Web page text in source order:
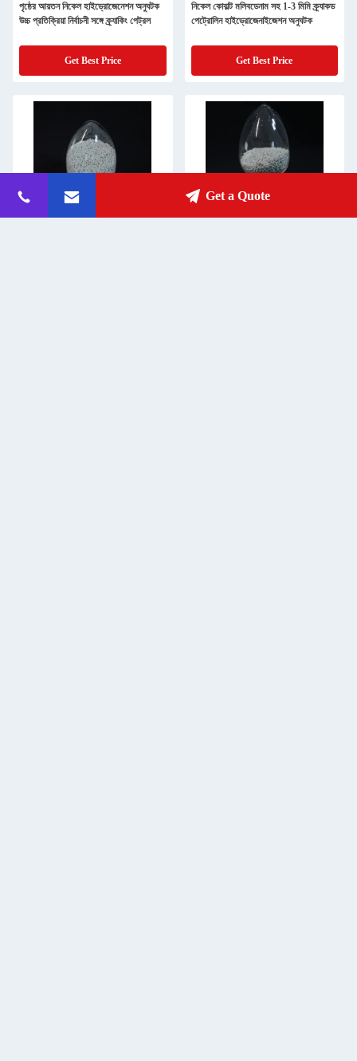
পৃষ্ঠের আয়তন নিকেল হাইড্রোজেনেশন অনুঘটক
উচ্চ প্রতিক্রিয়া নির্বাচনী সঙ্গে ক্র্যাকিং পেট্রল
Get Best Price
নিকেল কোবাল্ট মলিবডেনাম সহ 1-3 মিমি ক্র্যাকড
পেট্রোলিন হাইড্রোজেনাইজেশন অনুঘটক
Get Best Price
Get a Quote